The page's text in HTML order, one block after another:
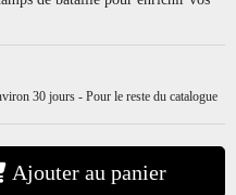
30 jours - Pour le reste du catalogue
Ajouter au panier